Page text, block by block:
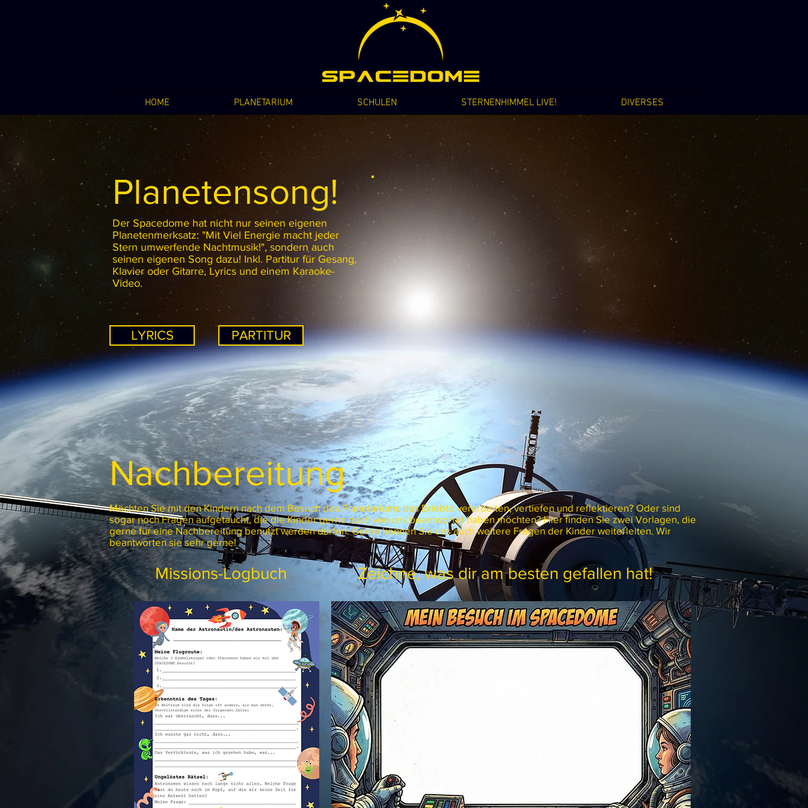
HOME PLANETARIUM SCHULEN STERNENHIMMEL LIVE! DIVERSES
Planetensong!
Der Spacedome hat nicht nur seinen eigenen
Planetenmerksatz: "Mit Viel Energie macht jeder
Stern umwerfende Nachtmusik!", sondern auch
seinen eigenen Song dazu! Inkl. Partitur für Gesang,
Klavier oder Gitarre, Lyrics und einem Karaoke-
Video.
LYRICS PARTITUR
Nachbereitung
Möchten Sie mit den Kindern nach dem Besuch des Planetariums das Erlebte verarbeiten, vertiefen und reflektieren? Oder sind
sogar noch Fragen aufgetaucht, die die Kinder gerne noch von uns beantwortet haben möchten? Hier finden Sie zwei Vorlagen, die
gerne für eine Nachbereitung benutzt werden dürfen. Gerne können Sie uns auch weitere Fragen der Kinder weiterleiten. Wir
beantworten sie sehr gerne!
Missions-Logbuch Zeichne, was dir am besten gefallen hat!